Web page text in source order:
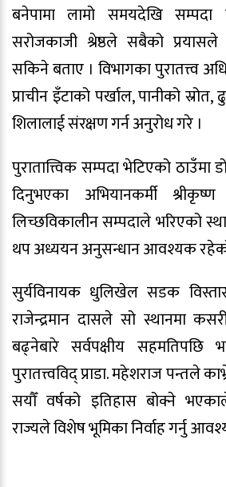
बनेपामा लामो समयदेखि सम्पदा
सरोजकाजी श्रेष्ठले सबैको
सकिने बताए । विभागका पुरातत्त्व
प्राचीन इँटाको पर्खाल, पानीको स्रोत,
शिलालाई संरक्षण गर्न अनुरोध गरे ।
पुरातात्त्विक सम्पदा भेटिएको
दिनुभएका अभियानकर्मी
लिच्छविकालीन सम्पदाले भरिएको
थप अध्ययन अनुसन्धान आवश्यक
सुर्यविनायक धुलिखेल सडक
राजेन्द्रमान दासले सो स्थानमा
बढ्नेबारे सर्वपक्षीय सहमतिपछि
पुरातत्त्वविद् प्राडा. महेशराज पन्तले
सयौँ वर्षको इतिहास बोक्ने
राज्यले विशेष भूमिका निर्वाह गर्नु